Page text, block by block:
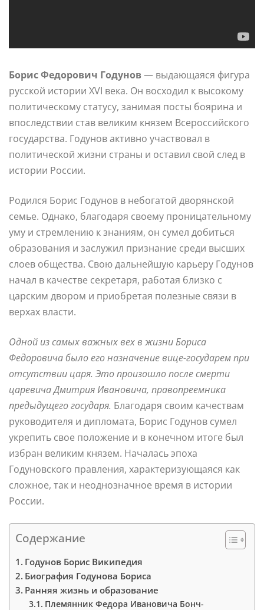
Борис Федорович Годунов— выдающаяся фигура
русской истории XVI века. Он восходил к высокому
политическому статусу, занимая посты боярина и
впоследствии став великим князем Всероссийского
государства. Годунов активно участвовал в
политической жизни страны и оставил свой след в
истории России.
Родился Борис Годунов в небогатой дворянской
семье. Однако, благодаря своему проницательному
уму и стремлению к знаниям, он сумел добиться
образования и заслужил признание среди высших
слоев общества. Свою дальнейшую карьеру Годунов
начал в качестве секретаря, работая близко с
царским двором и приобретая полезные связи в
верхах власти.
Одной из самых важных вех в жизни Бориса
Федоровича было его назначение вице-государем при
отсутствии царя. Это произошло после смерти
царевича Дмитрия Ивановича, правопреемника
предыдущего государя. Благодаря своим качествам
руководителя и дипломата, Борис Годунов сумел
укрепить свое положение и в конечном итоге был
избран великим князем. Началась эпоха
Годуновского правления, характеризующаяся как
сложное, так и неоднозначное время в истории
России.
Содержание
Годунов Борис Википедия
Биография Годунова Бориса
Ранняя жизнь и образование
Племянник Федора Ивановича Бонч-